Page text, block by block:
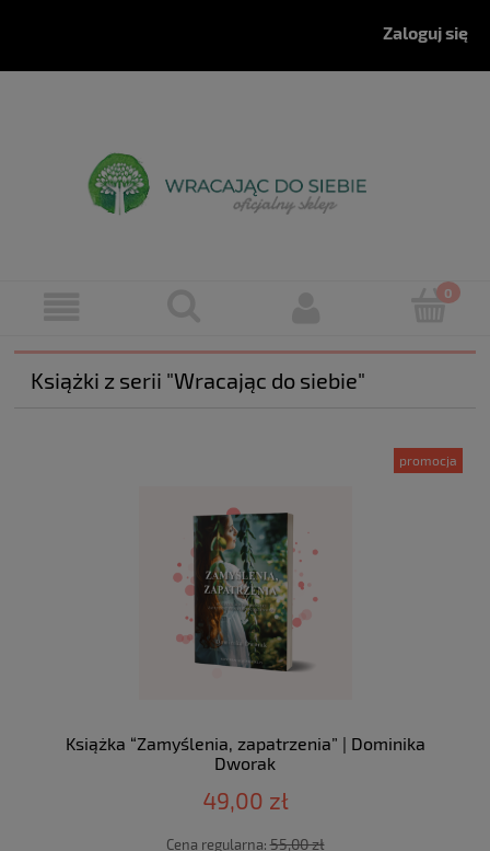
Zaloguj się
Książki z serii "Wracając do siebie"
Książka “Zamyślenia, zapatrzenia” | Dominika
Dworak
49,00 zł
Cena regularna:55,00 zł
promocja